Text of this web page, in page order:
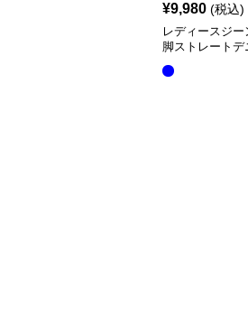
¥9,980 (税込)
レディースジ
脚ストレートデ